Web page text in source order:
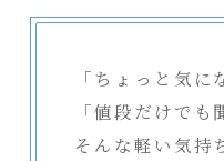
「ちょっと気に
「値段だけでも
そんな軽い気持